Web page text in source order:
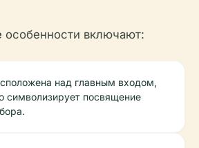
особенности включают:
над главным входом,
символизирует посвящение